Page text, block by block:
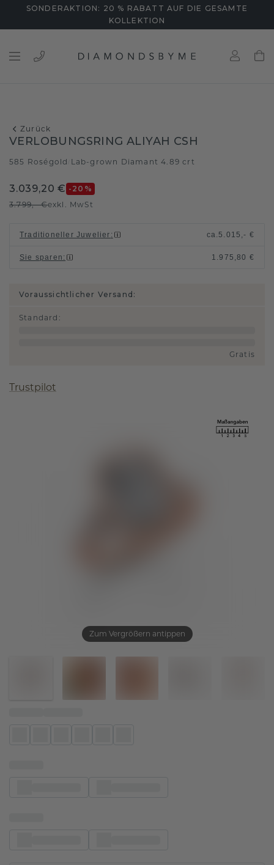
SONDERAKTION: 20 % RABATT AUF DIE GESAMTE
KOLLEKTION
Zurück
Zum Vergrößern antippen
VERLOBUNGSRING ALIYAH CSH
585 Roségold Lab-grown Diamant 4.89 crt
3.039,20 € -20 %
3.799,- €exkl. MwSt
Traditioneller Juwelier : ca.5.015,- €
Sie sparen : 1.975,80 €
Voraussichtlicher Versand:
Standard :
Gratis
Trustpilot